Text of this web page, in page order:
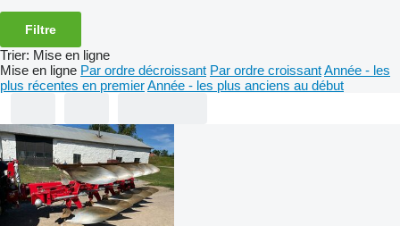
Filtre
Trier: Mise en ligne
Mise en ligne Par ordre décroissant Par ordre croissantAnnée - les
plus récentes en premierAnnée - les plus anciens au début